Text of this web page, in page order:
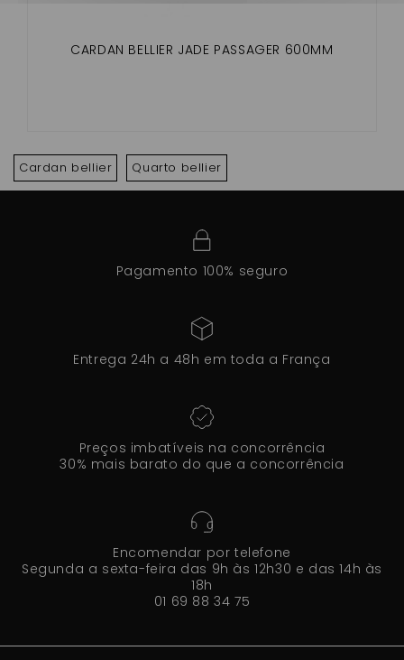
CARDAN BELLIER JADE PASSAGER 600MM
Cardan bellier Quarto bellier
Pagamento 100% seguro
Entrega 24h a 48h em toda a França
Preços imbatíveis na concorrência
30% mais barato do que a concorrência
Encomendar por telefone
Segunda a sexta-feira das 9h às 12h30 e das 14h às
18h
01 69 88 34 75